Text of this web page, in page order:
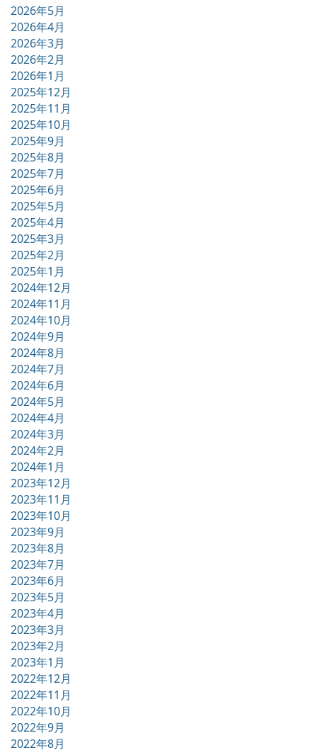
2026年5月
2026年4月
2026年3月
2026年2月
2026年1月
2025年12月
2025年11月
2025年10月
2025年9月
2025年8月
2025年7月
2025年6月
2025年5月
2025年4月
2025年3月
2025年2月
2025年1月
2024年12月
2024年11月
2024年10月
2024年9月
2024年8月
2024年7月
2024年6月
2024年5月
2024年4月
2024年3月
2024年2月
2024年1月
2023年12月
2023年11月
2023年10月
2023年9月
2023年8月
2023年7月
2023年6月
2023年5月
2023年4月
2023年3月
2023年2月
2023年1月
2022年12月
2022年11月
2022年10月
2022年9月
2022年8月